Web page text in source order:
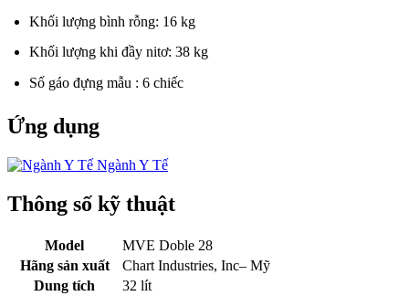
Khối lượng bình rỗng: 16 kg
Khối lượng khi đầy nitơ: 38 kg
Số gáo đựng mẫu : 6 chiếc
Ứng dụng
Ngành Y Tế
Thông số kỹ thuật
Model
MVE Doble 28
Hãng sản xuất
Chart Industries, Inc– Mỹ
Dung tích
32 lít